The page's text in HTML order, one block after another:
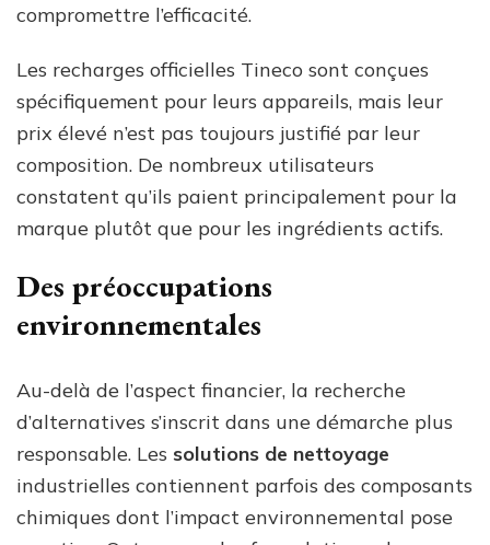
compromettre l’efficacité.
Les recharges officielles Tineco sont conçues
spécifiquement pour leurs appareils, mais leur
prix élevé n’est pas toujours justifié par leur
composition. De nombreux utilisateurs
constatent qu’ils paient principalement pour la
marque plutôt que pour les ingrédients actifs.
Des préoccupations
environnementales
Au-delà de l’aspect financier, la recherche
d’alternatives s’inscrit dans une démarche plus
responsable. Les solutions de nettoyage
industrielles contiennent parfois des composants
chimiques dont l’impact environnemental pose